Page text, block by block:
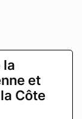
la
et
Côte